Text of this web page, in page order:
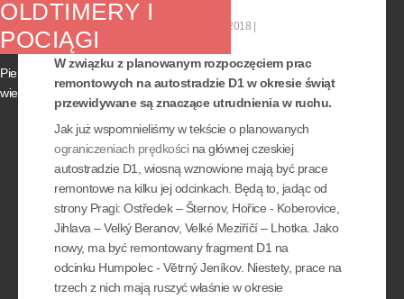
08 marzec 2018
W związku z planowanym rozpoczęciem prac
remontowych na autostradzie D1 w okresie świąt
przewidywane są znaczące utrudnienia w ruchu.
Jak już wspomnieliśmy w tekście o planowanych
ograniczeniach prędkości na głównej czeskiej
autostradzie D1, wiosną wznowione mają być prace
remontowe na kilku jej odcinkach. Będą to, jadąc od
strony Pragi: Ostředek – Šternov, Hořice - Koberovice,
Jihlava – Velký Beranov, Velké Meziříčí – Lhotka. Jako
nowy, ma być remontowany fragment D1 na
odcinku Humpolec - Větrný Jeníkov. Niestety, prace na
trzech z nich mają ruszyć właśnie w okresie
OLDTIMERY I
POCIĄGI
Pierwszy czerwcowy weekend przyniesie
wiele wydarzeń, atrakcyjnych nie tylko dla...